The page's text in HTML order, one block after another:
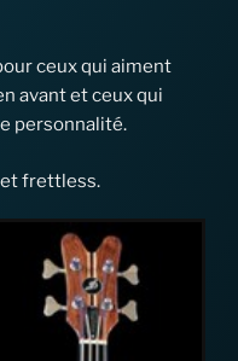
ceux qui aiment
avant et ceux qui
personnalité.
frettless.